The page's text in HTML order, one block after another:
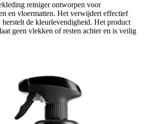
reiniger ontworpen voor
en vloermatten. Het verwijdert effectief
de kleurlevendigheid. Het product
geen vlekken of resten achter en is veilig